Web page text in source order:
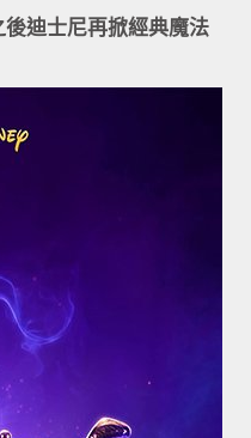
後迪士尼再掀經典魔法